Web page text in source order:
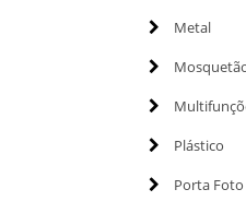
Metal
Plástico
Porta Foto